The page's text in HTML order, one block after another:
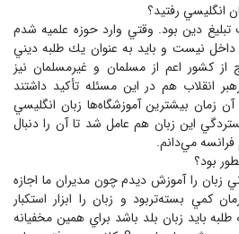
انگليسي رفتيد؟
دين بود. وقتي وارد حوزه علميه شدم
نيست و بايد به عنوان يك طلبه ديني
از كشور اعم از مسلمان و غيرمسلمان نيز
انقلاب هم در اين مسئله تأكيد داشتند
آن زمان بيشترين آموزشگاه‌ها زبان انگليسي
اين زبان هم عامل شد تا آن را دنبال
فرانسه مي‌دانم.
بود؟
زبان را آموزش ديدم چون مديران ما اجازه
كمي بسته‌تربود و زبان را ابزار استكبار
بايد زبان بلد باشد براي همين مخفيانه